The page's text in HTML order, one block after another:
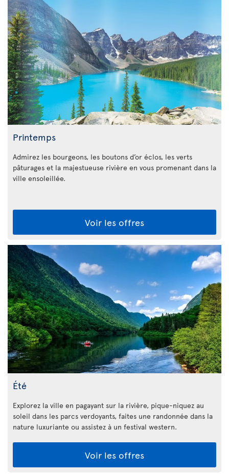
Printemps
Admirez les bourgeons, les boutons d’or éclos, les verts
pâturages et la majestueuse rivière en vous promenant dans la
ville ensoleillée.
Voir les offres
Été
Explorez la ville en pagayant sur la rivière, pique-niquez au
soleil dans les parcs verdoyants, faites une randonnée dans la
nature luxuriante ou assistez à un festival western.
Voir les offres